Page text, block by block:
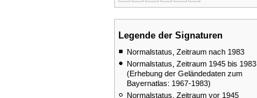
Legende der Signaturen
Normalstatus, Zeitraum nach 1983
Normalstatus, Zeitraum 1945 bis 1983
(Erhebung der Geländedaten zum
Bayernatlas: 1967-1983)
Normalstatus, Zeitraum vor 1945